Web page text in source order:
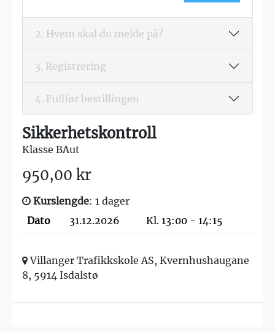
2. Hvem skal du melde på?
3. Registrering
4. Fullfør bestillingen
Sikkerhetskontroll
Klasse BAut
950,00 kr
Kurslengde: 1 dager
Dato
31.12.2026 Kl. 13:00 - 14:15
Villanger Trafikkskole AS, Kvernhushaugane
8, 5914 Isdalstø